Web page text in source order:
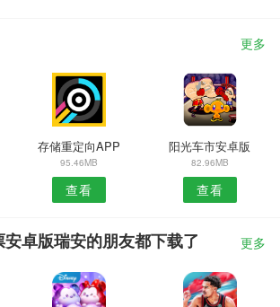
更多
存储重定向APP
95.46MB
查看
阳光车市安卓版
82.96MB
查看
卓版瑞安的朋友都下载了 更多